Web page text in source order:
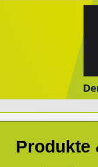
Produkte